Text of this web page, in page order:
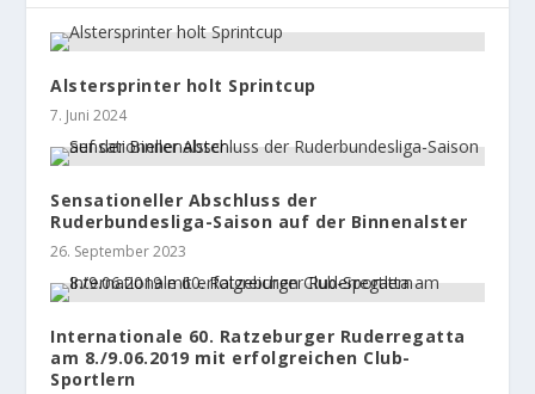
Alstersprinter holt Sprintcup
7. Juni 2024
Sensationeller Abschluss der
Ruderbundesliga-Saison auf der Binnenalster
26. September 2023
Internationale 60. Ratzeburger Ruderregatta
am 8./9.06.2019 mit erfolgreichen Club-
Sportlern